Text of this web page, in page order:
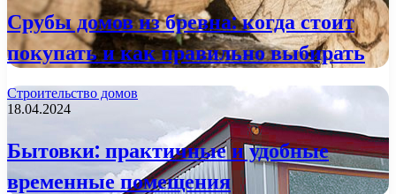
Срубы домов из бревна: когда стоит
покупать и как правильно выбирать
Строительство домов
18.04.2024
Бытовки: практичные и удобные
временные помещения